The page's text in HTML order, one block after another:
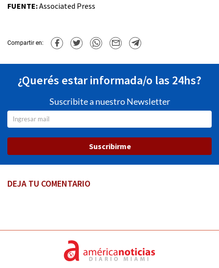
FUENTE:Associated Press
Compartir en:
¿Querés estar informada/o las 24hs?
Suscribite a nuestro Newsletter
Suscribirme
DEJA TU COMENTARIO